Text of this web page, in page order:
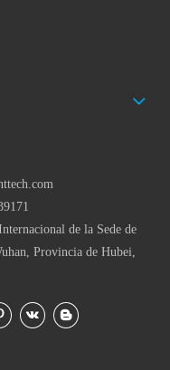
de la Sede de
Provincia de Hubei,